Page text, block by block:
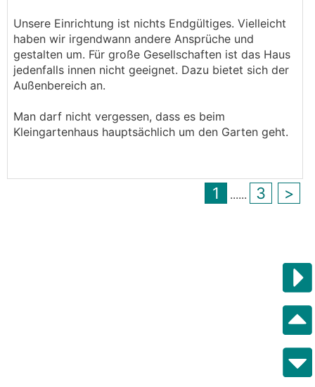
weiteren Klapptisch und ein paar Klappstühlen
auch mit 8 Leuten dort zu sitzen.
Unsere Einrichtung ist nichts Endgültiges. Vielleicht
haben wir irgendwann andere Ansprüche und
gestalten um. Für große Gesellschaften ist das Haus
jedenfalls innen nicht geeignet. Dazu bietet sich der
Außenbereich an.
Man darf nicht vergessen, dass es beim
Kleingartenhaus hauptsächlich um den Garten geht.
1 ...... 3 >